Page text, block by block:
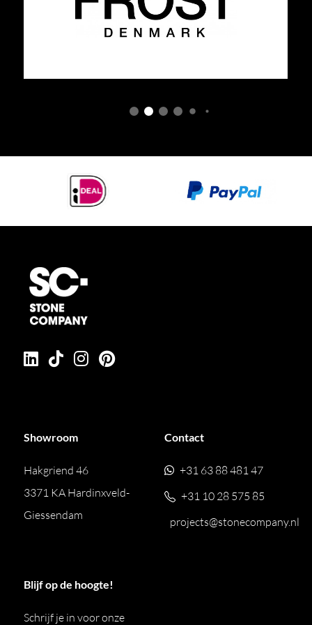
Showroom
Hakgriend 46
3371 KA Hardinxveld-
Giessendam
Contact
+31 63 88 481 47
+31 10 28 575 85
projects@stonecompany.nl
Blijf op de hoogte!
Schrijf je in voor onze